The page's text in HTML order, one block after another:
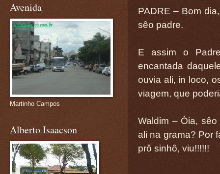
PADRE – Bom
sêo padre.
E assim o
encantada
ouvia ali, in loco,
viagem, que
Waldim – Óia,
ali na grama? Por
prô sinhô, viu!!!!!!
Avenida
Martinho Campos
Alberto Isaacson